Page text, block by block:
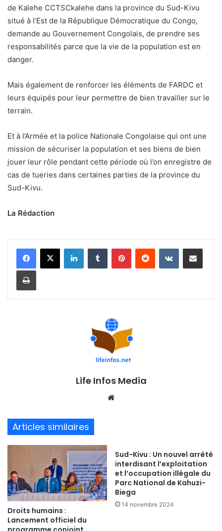
de Kalehe CCTSCkalehe dans la province du Sud-Kivu
situé à l’Est de la République Démocratique du Congo,
demande au Gouvernement Congolais, de prendre ses
responsabilités parce que la vie de la population est en
danger.
Mais également de renforcer les éléments de FARDC et
leurs équipés pour leur permettre de bien travailler sur le
terrain.
Et à l’Armée et la police Nationale Congolaise qui ont une
mission de sécuriser la population et ses biens de bien
jouer leur rôle pendant cette période où l’on enregistre de
cas de tueries dans certaines parties de la province du
Sud-Kivu.
La Rédaction
Life Infos Media
Articles similaires
Droits humains :
Lancement officiel du
Sud-Kivu : Un nouvel arrêté
interdisant l’exploitation
et l’occupation illégale du
Parc National de Kahuzi-
Biega
14 novembre 2024